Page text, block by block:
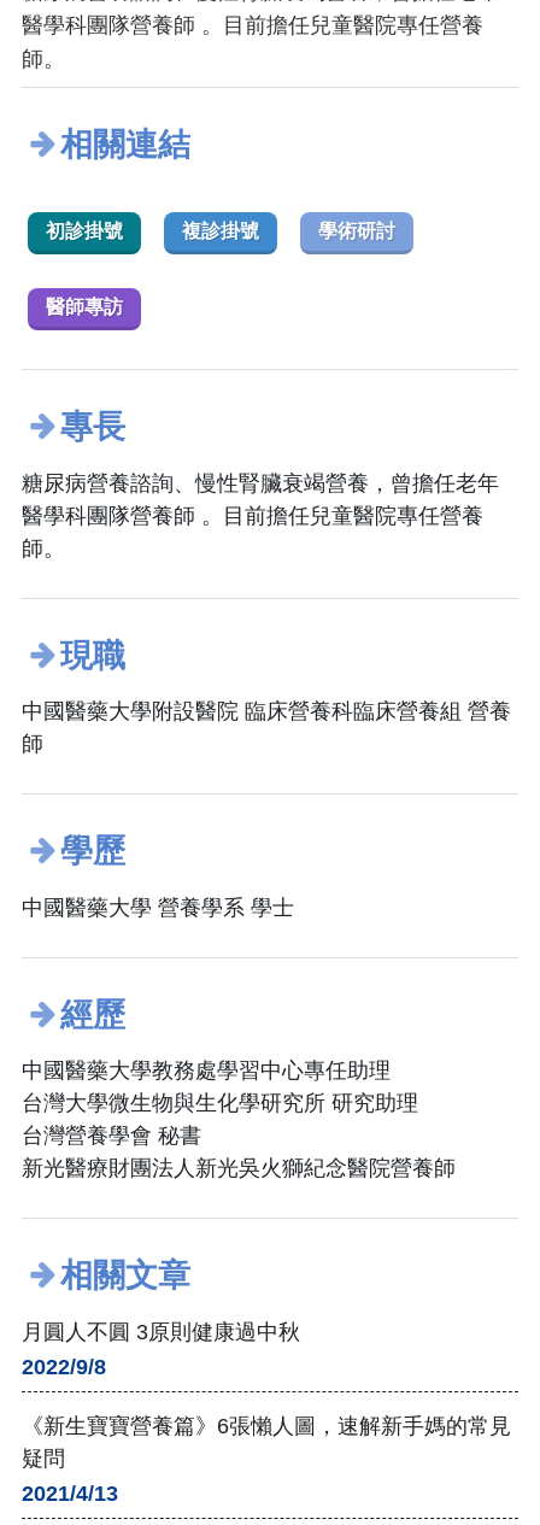
醫學科團隊營養師 。目前擔任兒童醫院專任營養
師。
相關連結
初診掛號 複診掛號 學術研討
醫師專訪
專長
糖尿病營養諮詢、慢性腎臟衰竭營養，曾擔任老年
醫學科團隊營養師 。目前擔任兒童醫院專任營養
師。
現職
中國醫藥大學附設醫院 臨床營養科臨床營養組 營養
師
學歷
中國醫藥大學 營養學系 學士
經歷
中國醫藥大學教務處學習中心專任助理
台灣大學微生物與生化學研究所 研究助理
台灣營養學會 秘書
新光醫療財團法人新光吳火獅紀念醫院營養師
相關文章
月圓人不圓 3原則健康過中秋
2022/9/8
《新生寶寶營養篇》6張懶人圖，速解新手媽的常見
疑問
2021/4/13